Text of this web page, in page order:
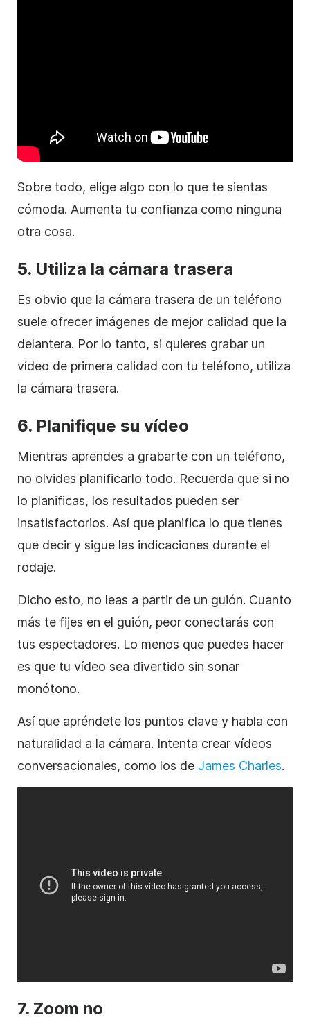
Sobre todo, elige algo con lo que te sientas
cómoda. Aumenta tu confianza como ninguna
otra cosa.
5. Utiliza la cámara trasera
Es obvio que la cámara trasera de un teléfono
suele ofrecer imágenes de mejor calidad que la
delantera. Por lo tanto, si quieres grabar un
vídeo de primera calidad con tu teléfono, utiliza
la cámara trasera.
6. Planifique su vídeo
Mientras aprendes a grabarte con un teléfono,
no olvides planificarlo todo. Recuerda que si no
lo planificas, los resultados pueden ser
insatisfactorios. Así que planifica lo que tienes
que decir y sigue las indicaciones durante el
rodaje.
Dicho esto, no leas a partir de un guión. Cuanto
más te fijes en el guión, peor conectarás con
tus espectadores. Lo menos que puedes hacer
es que tu vídeo sea divertido sin sonar
monótono.
Así que apréndete los puntos clave y habla con
naturalidad a la cámara. Intenta crear vídeos
conversacionales, como los de James Charles.
7. Zoom no